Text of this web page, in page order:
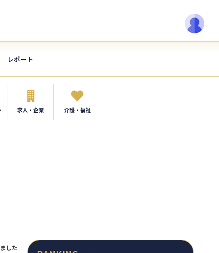
レポート
求人・企業 介護・福祉
した